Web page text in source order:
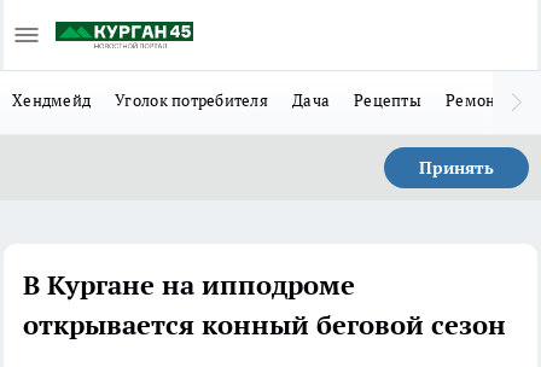
Хендмейд Уголок потребителя Дача Рецепты Ремонт
Принять
В Кургане на ипподроме
открывается конный беговой сезон